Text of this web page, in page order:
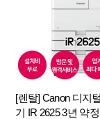
[렌탈] Canon 디지
기 IR 2625 3년 약